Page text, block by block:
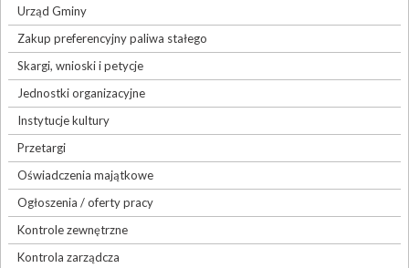
Urząd Gminy
Zakup preferencyjny paliwa stałego
Skargi, wnioski i petycje
Jednostki organizacyjne
Instytucje kultury
Przetargi
Oświadczenia majątkowe
Ogłoszenia / oferty pracy
Kontrole zewnętrzne
Kontrola zarządcza